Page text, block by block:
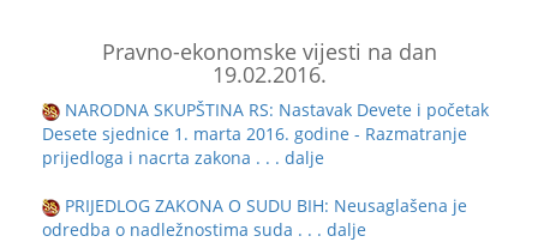
Pravno-ekonomske vijesti na dan
19.02.2016.
NARODNA SKUPŠTINA RS: Nastavak Devete i početak
Desete sjednice 1. marta 2016. godine - Razmatranje
prijedloga i nacrta zakona . . . dalje
PRIJEDLOG ZAKONA O SUDU BIH: Neusaglašena je
odredba o nadležnostima suda . . . dalje